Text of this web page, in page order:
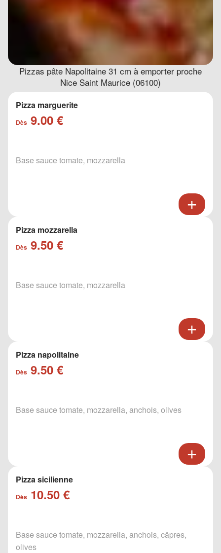
Pizzas pâte Napolitaine 31 cm à emporter proche
Nice Saint Maurice (06100)
Pizza marguerite
Dès 9.00 €
Base sauce tomate, mozzarella
Pizza mozzarella
Dès 9.50 €
Base sauce tomate, mozzarella
Pizza napolitaine
Dès 9.50 €
Base sauce tomate, mozzarella, anchois, olives
Pizza sicilienne
Dès 10.50 €
Base sauce tomate, mozzarella, anchois, câpres,
olives